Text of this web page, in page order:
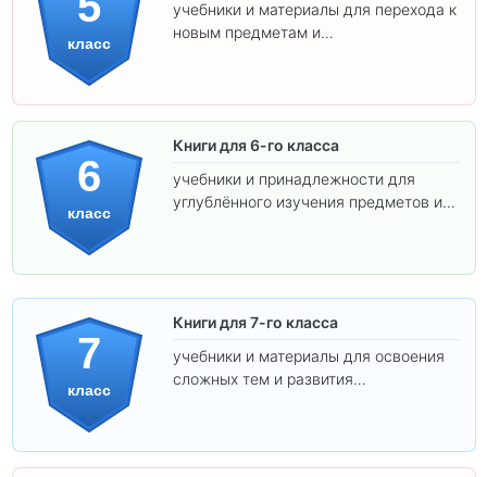
класс
учебники и материалы для перехода к
новым предметам и
6
класс
Книги для 6-го класса
учебники и принадлежности для
углублённого изучения предметов и
7
класс
Книги для 7-го класса
учебники и материалы для освоения
сложных тем и развития